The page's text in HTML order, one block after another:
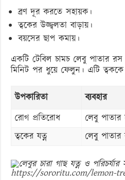
ব্রণ দূর করতে সহায়ক।
ত্বকের উজ্জ্বলতা বাড়ায়।
বয়সের ছাপ কমায়।
একটি টেবিল চামচ লেবু পাতার রস
মিনিট পর ধুয়ে ফেলুন। এটি ত্বককে
উপকারিতা
ব্যবহার
রোগ প্রতিরোধ
লেবু
ত্বকের যত্ন
লেবু
https://sororitu.com/lemon-